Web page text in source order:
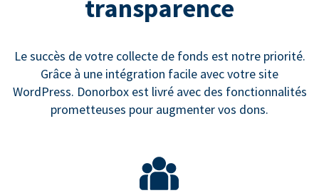
transparence
Le succès de votre collecte de fonds est notre priorité.
Grâce à une intégration facile avec votre site
WordPress. Donorbox est livré avec des fonctionnalités
prometteuses pour augmenter vos dons.